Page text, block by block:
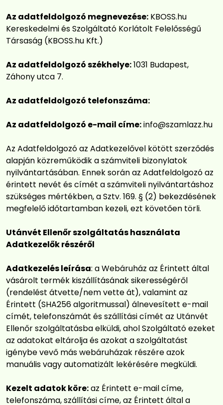
Az adatfeldolgozó megnevezése: KBOSS.hu
Kereskedelmi és Szolgáltató Korlátolt Felelősségű
Társaság (KBOSS.hu Kft.)
Az adatfeldolgozó székhelye:1031 Budapest,
Záhony utca 7.
Az adatfeldolgozó telefonszáma:
Az adatfeldolgozó e-mail címe:info@szamlazz.hu
Az Adatfeldolgozó az Adatkezelővel kötött szerződés
alapján közreműködik a számviteli bizonylatok
nyilvántartásában. Ennek során az Adatfeldolgozó az
érintett nevét és címét a számviteli nyilvántartáshoz
szükséges mértékben, a Sztv. 169. § (2) bekezdésének
megfelelő időtartamban kezeli, ezt követően törli.
Utánvét Ellenőr szolgáltatás használata
Adatkezelők részéről
Adatkezelés leírása: a Webáruház az Érintett által
vásárolt termék kiszállításának sikerességéről
(rendelést átvette/nem vette át), valamint az
Érintett (SHA256 algoritmussal) álnevesített e-mail
címét, telefonszámát és szállítási címét az Utánvét
Ellenőr szolgáltatásba elküldi, ahol Szolgáltató ezeket
az adatokat eltárolja és azokat a szolgáltatást
igénybe vevő más webáruházak részére azok
manuális vagy automatizált lekérésére megküldi.
Kezelt adatok köre:az Érintett e-mail címe,
telefonszáma, szállítási címe, az Érintett által a